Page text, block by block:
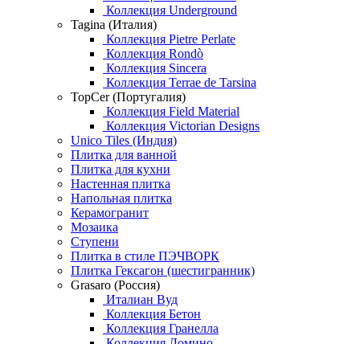
Коллекция Underground
Tagina (Италия)
Коллекция Pietre Perlate
Коллекция Rondò
Коллекция Sincera
Коллекция Terrae de Tarsina
TopCer (Португалия)
Коллекция Field Material
Коллекция Victorian Designs
Unico Tiles (Индия)
Плитка для ванной
Плитка для кухни
Настенная плитка
Напольная плитка
Керамогранит
Мозаика
Ступени
Плитка в стиле ПЭЧВОРК
Плитка Гексагон (шестигранник)
Grasaro (Россия)
Италиан Вуд
Коллекция Бетон
Коллекция Гранелла